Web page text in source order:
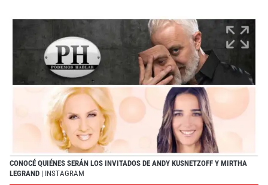
CONOCÉ QUIÉNES SERÁN LOS INVITADOS DE ANDY KUSNETZOFF Y MIRTHA
LEGRAND | INSTAGRAM